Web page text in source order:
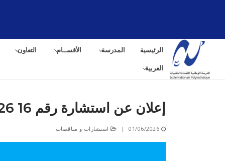
الرئيسية المدرسة الأقســام التعاون
العربية
عن:
إعلان عن استشارة رقم 16 ENP / 2026
01/06/2026
| استشارات و مناقصات